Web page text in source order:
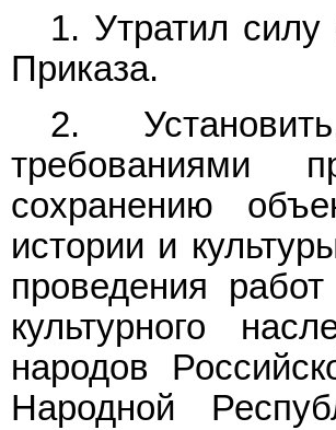
1. Утратил
Приказа.
2.
требованиями
сохранению
истории и
проведения
культурного
народов
Народной